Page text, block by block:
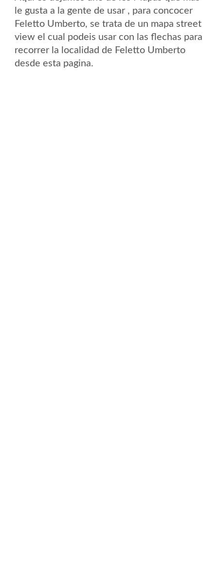
le gusta a la gente de usar , para concocer
Feletto Umberto, se trata de un mapa street
view el cual podeis usar con las flechas para
recorrer la localidad de Feletto Umberto
desde esta pagina.